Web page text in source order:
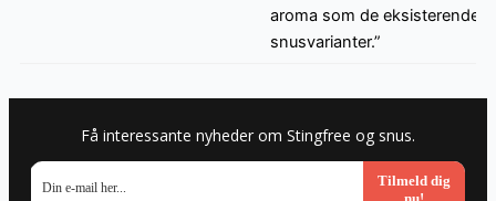
aroma som de eksisterende
snusvarianter.”
Få interessante nyheder om Stingfree og snus.
Tilmeld dig